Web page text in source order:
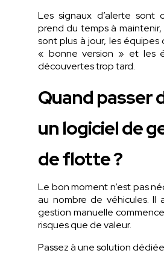
Les signaux d’alerte sont
prend du temps à
sont plus à jour, les
« bonne version » et les
découvertes trop tard.
Quand passer
un logiciel de
de flotte ?
Le bon moment n’est pas
au nombre de véhicules. Il
gestion manuelle
risques que de valeur.
Passez à une solution